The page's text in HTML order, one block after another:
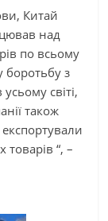
Китай
над
по всьому
боротьбу з
світі,
також
експортували
товарів “, –